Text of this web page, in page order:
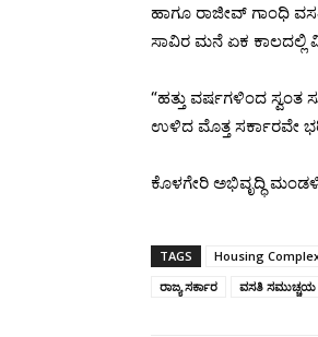
ಹಾಗೂ ರಾಜೀವ್ ಗಾಂಧಿ
ಸಾವಿರ ಮನೆ ಏಕ ಕಾಲದಲ್ಲಿ
“ಹತ್ತು ವರ್ಷಗಳಿಂದ ಸ್ವಂತ
ಉಳಿದ ಮೊತ್ತ ಸರ್ಕಾರವೇ
ಕೊಳಗೇರಿ ಅಭಿವೃದ್ಧಿ
TAGS Housing
ರಾಜ್ಯ ಸರ್ಕಾರ
ವಸತಿ ಸಮುಚ್ಚಯ